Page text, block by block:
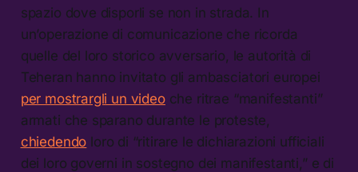
spazio dove disporli se non in strada. In
un’operazione di comunicazione che ricorda
quelle del loro storico avversario, le autorità di
Teheran hanno invitato gli ambasciatori europei
per mostrargli un videoche ritrae “manifestanti”
armati che sparano durante le proteste,
chiedendo loro di “ritirare le dichiarazioni ufficiali
dei loro governi in sostegno dei manifestanti,” e di